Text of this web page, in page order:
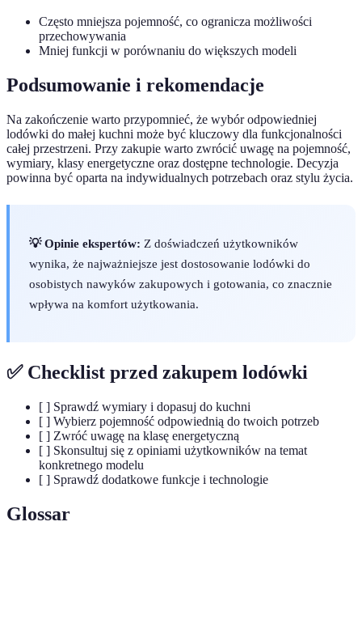
Często mniejsza pojemność, co ogranicza możliwości
przechowywania
Mniej funkcji w porównaniu do większych modeli
Podsumowanie i rekomendacje
Na zakończenie warto przypomnieć, że wybór odpowiedniej
lodówki do małej kuchni może być kluczowy dla funkcjonalności
całej przestrzeni. Przy zakupie warto zwrócić uwagę na pojemność,
wymiary, klasy energetyczne oraz dostępne technologie. Decyzja
powinna być oparta na indywidualnych potrzebach oraz stylu życia.
💡 Opinie ekspertów: Z doświadczeń użytkowników
wynika, że najważniejsze jest dostosowanie lodówki do
osobistych nawyków zakupowych i gotowania, co znacznie
wpływa na komfort użytkowania.
✅ Checklist przed zakupem lodówki
[ ] Sprawdź wymiary i dopasuj do kuchni
[ ] Wybierz pojemność odpowiednią do twoich potrzeb
[ ] Zwróć uwagę na klasę energetyczną
[ ] Skonsultuj się z opiniami użytkowników na temat
konkretnego modelu
[ ] Sprawdź dodatkowe funkcje i technologie
Glossar